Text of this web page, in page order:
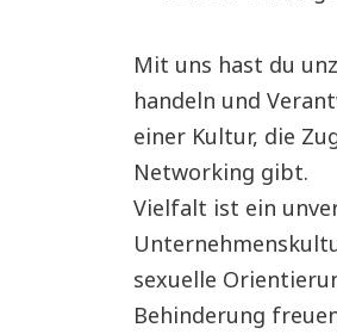
Mit uns hast du
handeln und
einer Kultur, die
Networking gibt.
Vielfalt ist ein
sexuelle
Behinderung